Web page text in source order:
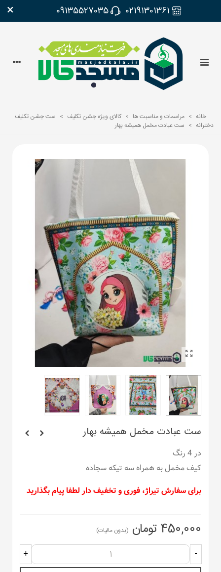
02191301361
09135527035
×
خانه > مراسمات و مناسبت ها > کالای ویژه جشن تکلیف > ست جشن تکلیف
دخترانه > ست عبادت مخمل همیشه بهار
ست عبادت مخمل همیشه بهار
در 4 رنگ
کیف مخمل به همراه سه تیکه سجاده
برای سفارش تیراژ، فوری و تخفیف دار لطفا پیام بگذارید
450,000 تومان (بدون مالیات)
-
+